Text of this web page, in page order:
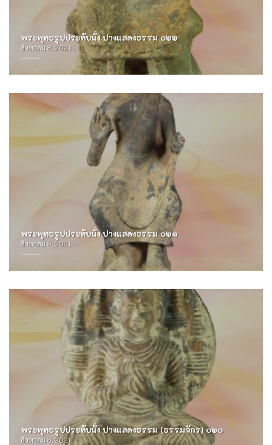
พระพุทธรูปประทับนั่ง ปางแสดงธรรม ๐๒๒
สิงหาคม 8, 2021
พระพุทธรูปประทับนั่ง ปางแสดงธรรม ๐๒๑
สิงหาคม 8, 2021
พระพุทธรูปประทับนั่ง ปางแสดงธรรม (ธรรมจักร) ๐๒๐
สิงหาคม 8, 2021